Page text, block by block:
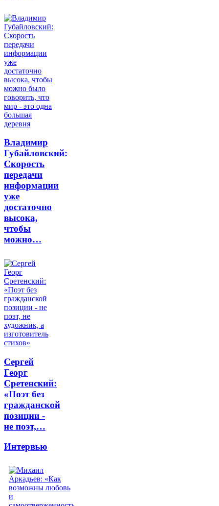
Владимир
Губайловский:
Скорость
передачи
информации
уже
достаточно
высока,
чтобы
можно…
Сергей
Георг
Сретенский:
«Поэт без
гражданской
позиции -
не поэт,…
Интервью